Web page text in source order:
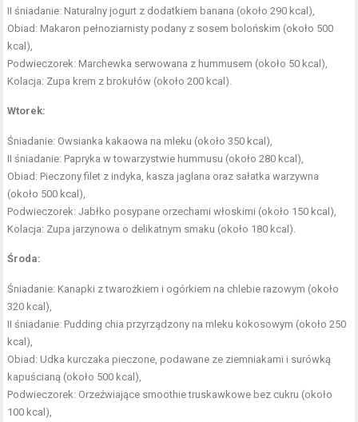
II śniadanie: Naturalny jogurt z dodatkiem banana (około 290 kcal),
Obiad: Makaron pełnoziarnisty podany z sosem bolońskim (około 500
kcal),
Podwieczorek: Marchewka serwowana z hummusem (około 50 kcal),
Kolacja: Zupa krem z brokułów (około 200 kcal).
Wtorek:
Śniadanie: Owsianka kakaowa na mleku (około 350 kcal),
II śniadanie: Papryka w towarzystwie hummusu (około 280 kcal),
Obiad: Pieczony filet z indyka, kasza jaglana oraz sałatka warzywna
(około 500 kcal),
Podwieczorek: Jabłko posypane orzechami włoskimi (około 150 kcal),
Kolacja: Zupa jarzynowa o delikatnym smaku (około 180 kcal).
Środa:
Śniadanie: Kanapki z twarożkiem i ogórkiem na chlebie razowym (około
320 kcal),
II śniadanie: Pudding chia przyrządzony na mleku kokosowym (około 250
kcal),
Obiad: Udka kurczaka pieczone, podawane ze ziemniakami i surówką
kapuścianą (około 500 kcal),
Podwieczorek: Orzeźwiające smoothie truskawkowe bez cukru (około
100 kcal),